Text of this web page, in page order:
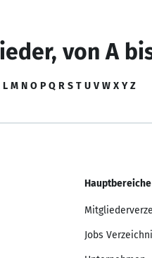
von A
L M N O P Q R S T U V W X Y Z
Hauptbereiche
Jobs